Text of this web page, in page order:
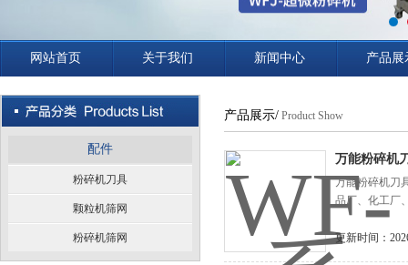
网站首页 关于我们 新闻中心 产品展
配件
粉碎机刀具
颗粒机筛网
粉碎机筛网
产品展示/ Product Show
万能粉碎机
万能粉碎机刀
品厂、化工厂
更新时间：